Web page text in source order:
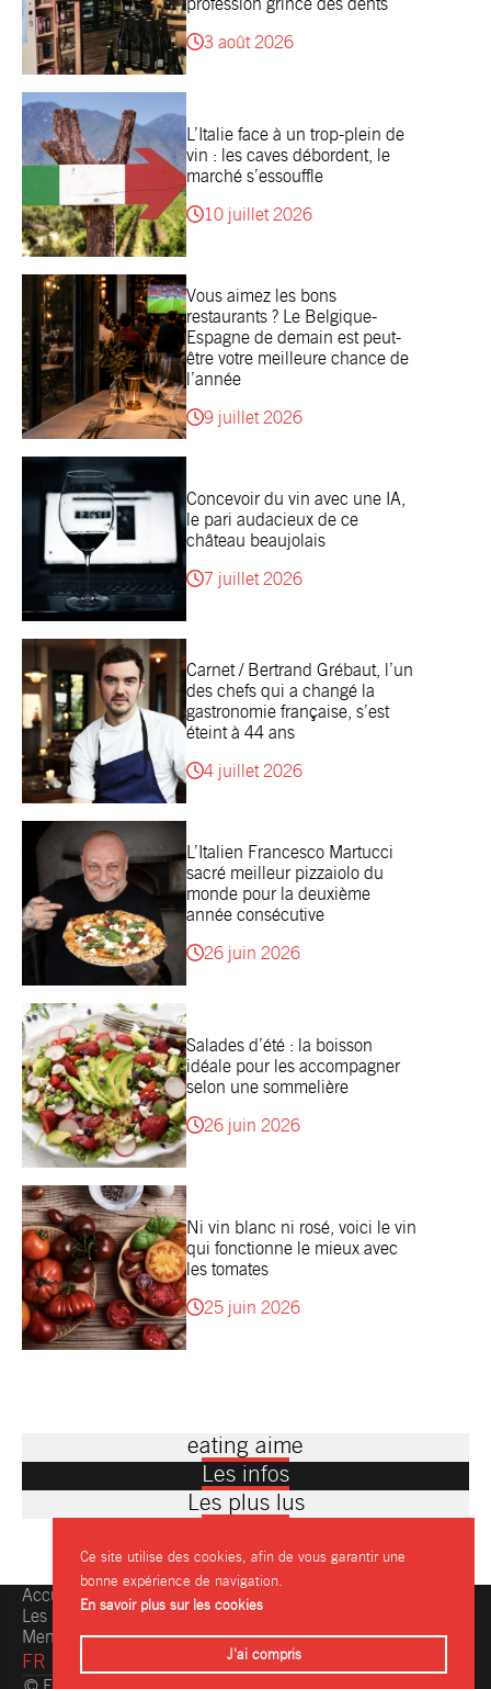
3 août 2026
L’Italie face à un trop-plein de
vin : les caves débordent, le
marché s’essouffle
10 juillet 2026
Vous aimez les bons
restaurants ? Le Belgique-
Espagne de demain est peut-
être votre meilleure chance de
l’année
9 juillet 2026
Concevoir du vin avec une IA,
le pari audacieux de ce
château beaujolais
7 juillet 2026
Carnet / Bertrand Grébaut, l’un
des chefs qui a changé la
gastronomie française, s’est
éteint à 44 ans
4 juillet 2026
L’Italien Francesco Martucci
sacré meilleur pizzaiolo du
monde pour la deuxième
année consécutive
26 juin 2026
Salades d’été : la boisson
idéale pour les accompagner
selon une sommelière
26 juin 2026
Ni vin blanc ni rosé, voici le vin
qui fonctionne le mieux avec
les tomates
25 juin 2026
eating aime
Les infos
Les plus lus
Accueil
Les restaurants
Mentions légales
Une question, une info ?
Contactez-nous
FR
Ce site utilise des cookies, afin de vous garantir une
bonne expérience de navigation.
En savoir plus sur les cookies
J'ai compris